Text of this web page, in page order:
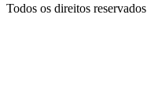
Todos os direitos reservados